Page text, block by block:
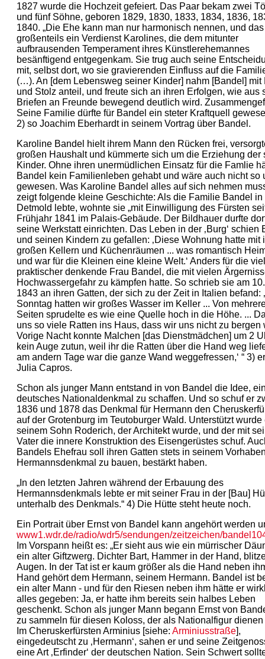
1827 wurde die Hochzeit gefeiert. Das Paar bekam zwei
und fünf Söhne, geboren 1829, 1830, 1833, 1834, 1836,
1840. „Die Ehe kann man nur harmonisch nennen, und
großenteils ein Verdienst Karolines, die dem mitunter
aufbrausenden Temperament ihres Künstlerehemannes
besänftigend entgegenkam. Sie trug auch seine
mit, selbst dort, wo sie gravierenden Einfluss auf die
(…). An [dem Lebensweg seiner Kinder] nahm [Bandel] mit
und Stolz anteil, und freute sich an ihren Erfolgen, wie aus
Briefen an Freunde bewegend deutlich wird.
Seine Familie dürfte für Bandel ein steter Kraftquell
2) so Joachim Eberhardt in seinem Vortrag über Bandel.
Karoline Bandel hielt ihrem Mann den Rücken frei,
großen Haushalt und kümmerte sich um die Erziehung der
Kinder. Ohne ihren unermüdlichen Einsatz für die Famlie
Bandel kein Familienleben gehabt und wäre auch nicht so
gewesen. Was Karoline Bandel alles auf sich nehmen
zeigt folgende kleine Geschichte: Als die Familie Bandel in
Detmold lebte, wohnte sie „mit Einwilligung des Fürsten
Frühjahr 1841 im Palais-Gebäude. Der Bildhauer durfte
seine Werkstatt einrichten. Das Leben in der ‚Burg‘ schien
und seinen Kindern zu gefallen: ‚Diese Wohnung hatte mit
großen Kellern und Küchenräumen ... was romantisch
und war für die Kleinen eine kleine Welt.‘ Anders für die viel
praktischer denkende Frau Bandel, die mit vielen
Hochwassergefahr zu kämpfen hatte. So schrieb sie am
1843 an ihren Gatten, der sich zu der Zeit in Italien befand:
Sonntag hatten wir großes Wasser im Keller ... Von
Seiten sprudelte es wie eine Quelle hoch in die Höhe. ...
uns so viele Ratten ins Haus, dass wir uns nicht zu bergen
Vorige Nacht konnte Malchen [das Dienstmädchen] um 2
kein Auge zutun, weil ihr die Ratten über die Hand weg
am andern Tage war die ganze Wand weggefressen,‘ “ 3)
Julia Capros.
Schon als junger Mann entstand in von Bandel die Idee,
deutsches Nationaldenkmal zu schaffen. Und so schuf er
1836 und 1878 das Denkmal für Hermann den
auf der Grotenburg im Teutoburger Wald. Unterstützt wurde
seinem Sohn Roderich, der Architekt wurde, und der mit
Vater die innere Konstruktion des Eisengerüstes schuf.
Bandels Ehefrau soll ihren Gatten stets in seinem
Hermannsdenkmal zu bauen, bestärkt haben.
„In den letzten Jahren während der Erbauung des
Hermannsdenkmals lebte er mit seiner Frau in der [Bau]
unterhalb des Denkmals.“ 4) Die Hütte steht heute noch.
Ein Portrait über Ernst von Bandel kann angehört werden
www1.wdr.de/radio/wdr5/sendungen/zeitzeichen/
Im Vorspann heißt es: „Er sieht aus wie ein mürrischer
ein alter Giftzwerg. Dichter Bart, Hammer in der Hand,
Augen. In der Tat ist er kaum größer als die Hand neben
Hand gehört dem Hermann, seinem Hermann. Bandel ist
ein alter Mann - und für den Riesen neben ihm hätte er
alles gegeben: Ja, er hatte ihm bereits sein halbes Leben
geschenkt. Schon als junger Mann begann Ernst von
zu sammeln für diesen Koloss, der als Nationalfigur
Im Cheruskerfürsten Arminius [siehe: Arminiusstraße],
eingedeutscht zu ‚Hermann‘, sahen er und seine
eine Art ‚Erfinder‘ der deutschen Nation. Sein Schwert